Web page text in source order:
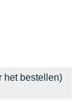
het bestellen)